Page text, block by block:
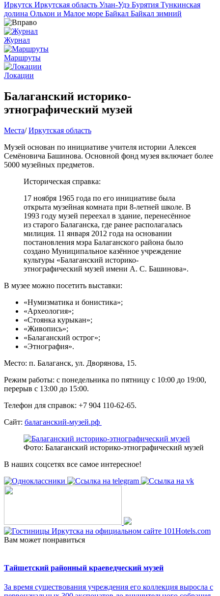
Иркутск Иркутская область Улан-Удэ Бурятия Тункинская
долина Ольхон и Малое море Байкал Байкал зимний
Журнал
Маршруты
Локации
Балаганский историко-
этнографический музей
Места/ Иркутская область
Музей основан по инициативе учителя истории Алексея
Семёновича Башинова. Основной фонд музея включает более
5000 музейных предметов.
Историческая справка:
17 ноября 1965 года по его инициативе была
открыта музейная комната при 8-летней школе. В
1993 году музей переехал в здание, перенесённое
из старого Балаганска, где ранее располагалась
милиция. 11 января 2012 года на основании
постановления мэра Балаганского района было
создано Муниципальное казённое учреждение
культуры «Балаганский историко-
этнографический музей имени А. С. Башинова».
В музее можно посетить выставки:
«Нумизматика и бонистика»;
«Археология»;
«Стоянка курыкан»;
«Живопись»;
«Балаганский острог»;
«Этнография».
Место: п. Балаганск, ул. Дворянова, 15.
Режим работы: с понедельника по пятницу с 10:00 до 19:00,
перерыв с 13:00 до 15:00.
Телефон для справок: +7 904 110-62-65.
Сайт: балаганский-музей.рф
Фото: Балаганский историко-этнографический музей
В наших соцсетях все самое интересное!
Вам может понравиться
Тайшетский районный краеведческий музей
За время существования учреждения его коллекция выросла с